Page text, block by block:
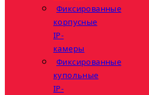
Фиксированные
корпусные
IP-
камеры
Фиксированные
купольные
IP-